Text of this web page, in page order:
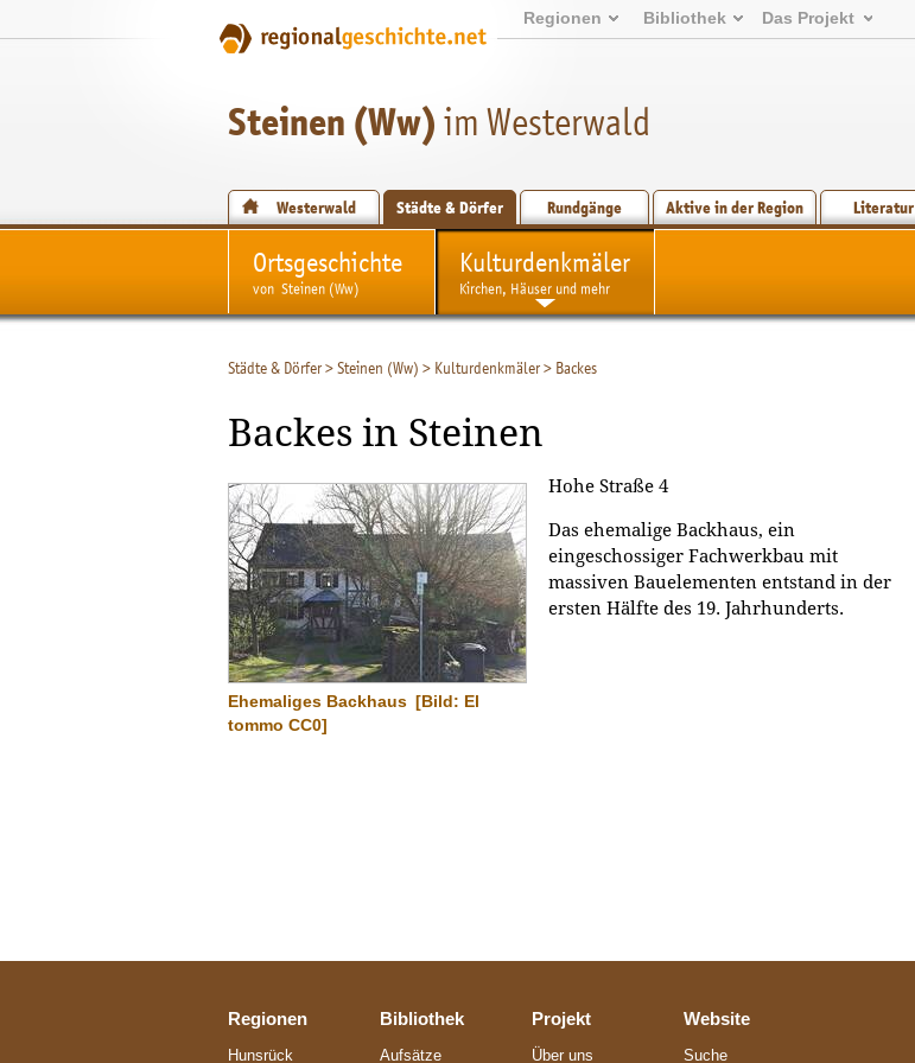
Regionen Bibliothek Das Projekt
Steinen (Ww) im Westerwald
Westerwald Städte & Dörfer Rundgänge Aktive in der Region Literatur
Ortsgeschichte
von Steinen (Ww)
Kulturdenkmäler
Kirchen, Häuser und mehr
Städte & Dörfer>Steinen (Ww) > Kulturdenkmäler> Backes
Backes in Steinen
Ehemaliges Backhaus [Bild: El
tommo CC0]
Hohe Straße 4
Das ehemalige Backhaus, ein
eingeschossiger Fachwerkbau mit
massiven Bauelementen entstand in der
ersten Hälfte des 19. Jahrhunderts.
Regionen
Hunsrück
Bibliothek
Aufsätze
Projekt
Über uns
Website
Suche